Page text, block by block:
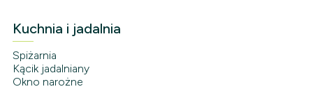
Kuchnia i jadalnia
Spiżarnia
Kącik jadalniany
Okno narożne